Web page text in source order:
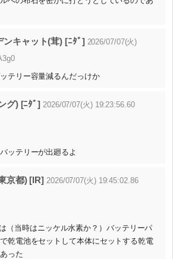
ンキャット(茸) [ﾆﾀﾞ] 2026/07/07(火)
テリー容量減るんだっけか
グ) [ﾆﾀﾞ] 2026/07/07(火) 19:23:56.60
ッテリーが出廻るよ
京都) [IR] 2026/07/07(火) 19:45:02.86
（当時はニッケル水素か？）バッテリーパ
乾電池をセットして本体にセットする乾電
った